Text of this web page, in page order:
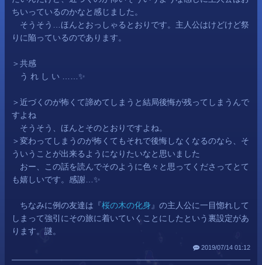
ちいっているのかなと感じました。
そうそう…ほんとおっしゃるとおりです。主人公はけどけど祭
りに陥っているのであります。
＞共感
う れ し い ……✨
＞近づくのが怖くて諦めてしまうと結局後悔が残ってしまうんで
すよね
そうそう、ほんとそのとおりですよね。
＞変わってしまうのが怖くてもそれで後悔しなくなるのなら、そ
ういうことが出来るようになりたいなと思いました
おー、この話を読んでそのように色々と思ってくださってとて
も嬉しいです。感謝…✨
ちなみに例の友達は『桜の木の化身 』の主人公に一目惚れして
しまって強引にその旅に着いていくことにしたという裏設定があ
ります。謎。
2019/07/14 01:12